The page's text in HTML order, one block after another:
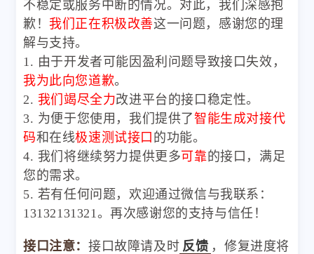
不稳定或服务中断的情况。对此，我们深感抱
歉！ 我们正在积极改善这一问题，感谢您的理
解与支持。
1. 由于开发者可能因盈利问题导致接口失效，
我为此向您道歉。
2. 我们竭尽全力改进平台的接口稳定性。
3. 为便于您使用，我们提供了智能生成对接代
码和在线极速测试接口 的功能。
4. 我们将继续努力提供更多可靠的接口，满足
您的需求。
5. 若有任何问题，欢迎通过微信与我联系：
13132131321。再次感谢您的支持与信任！
接口注意： 接口故障请及时 反馈 ，修复进度将